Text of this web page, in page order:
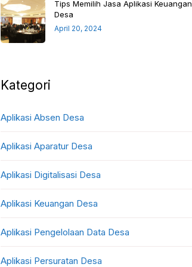
Tips Memilih Jasa Aplikasi Keuangan
Desa
April 20, 2024
Kategori
Aplikasi Absen Desa
Aplikasi Aparatur Desa
Aplikasi Digitalisasi Desa
Aplikasi Keuangan Desa
Aplikasi Pengelolaan Data Desa
Aplikasi Persuratan Desa